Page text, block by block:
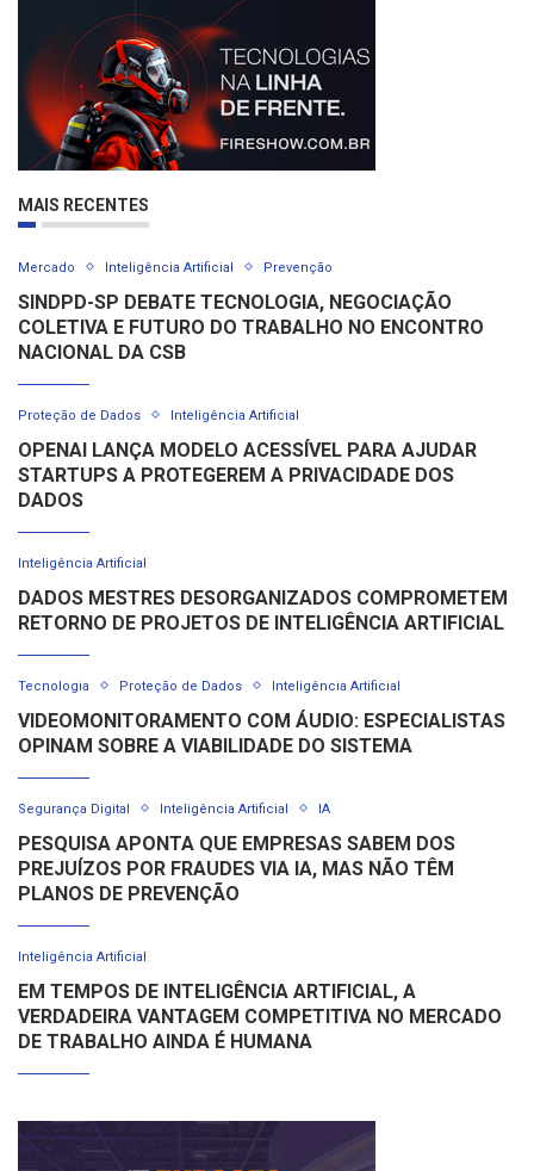
MAIS RECENTES
Mercado Inteligência Artificial Prevenção
SINDPD-SP DEBATE TECNOLOGIA, NEGOCIAÇÃO
COLETIVA E FUTURO DO TRABALHO NO ENCONTRO
NACIONAL DA CSB
Proteção de Dados Inteligência Artificial
OPENAI LANÇA MODELO ACESSÍVEL PARA AJUDAR
STARTUPS A PROTEGEREM A PRIVACIDADE DOS
DADOS
Inteligência Artificial
DADOS MESTRES DESORGANIZADOS COMPROMETEM
RETORNO DE PROJETOS DE INTELIGÊNCIA ARTIFICIAL
Tecnologia Proteção de Dados Inteligência Artificial
VIDEOMONITORAMENTO COM ÁUDIO: ESPECIALISTAS
OPINAM SOBRE A VIABILIDADE DO SISTEMA
Segurança Digital Inteligência Artificial IA
PESQUISA APONTA QUE EMPRESAS SABEM DOS
PREJUÍZOS POR FRAUDES VIA IA, MAS NÃO TÊM
PLANOS DE PREVENÇÃO
Inteligência Artificial
EM TEMPOS DE INTELIGÊNCIA ARTIFICIAL, A
VERDADEIRA VANTAGEM COMPETITIVA NO MERCADO
DE TRABALHO AINDA É HUMANA